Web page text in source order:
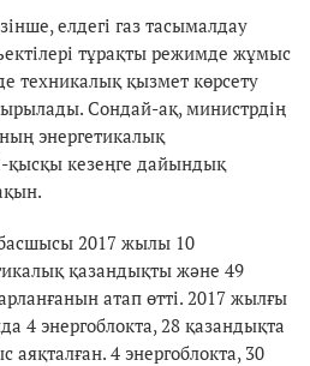
елдегі газ тасымалдау
тұрақты режимде жұмыс
техникалық қызмет көрсету
Сондай-ақ, министрдің
энергетикалық
қысқы кезеңге дайындық
2017 жылы 10
қазандықты және 49
атап өтті. 2017 жылғы
4 энергоблокта, 28 қазандықта
4 энергоблокта, 30